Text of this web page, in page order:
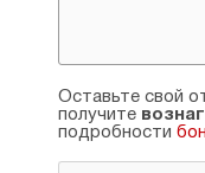
Оставьте свой
получите
подробности